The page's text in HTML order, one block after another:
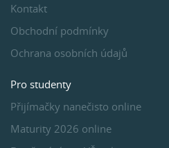
Kontakt
Obchodní podmínky
Ochrana osobních údajů
Pro studenty
Přijímačky nanečisto online
Maturity 2026 online